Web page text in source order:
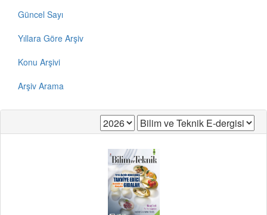
Güncel Sayı
Yıllara Göre Arşiv
Konu Arşivi
Arşiv Arama